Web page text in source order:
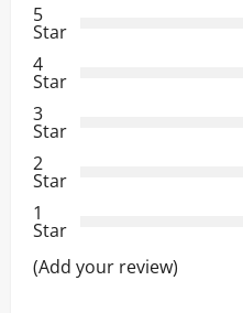
i
ó
n
d
e
e
5
Star
4
Star
3
Star
2
Star
1
Star
(Add your review)